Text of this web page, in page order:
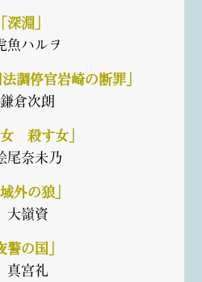
「深淵」
魚ハルヲ
調停官岩崎の断罪」
倉次朗
女 殺す女」
尾奈未乃
域外の狼」
大嶺資
警の国」
真宮礼